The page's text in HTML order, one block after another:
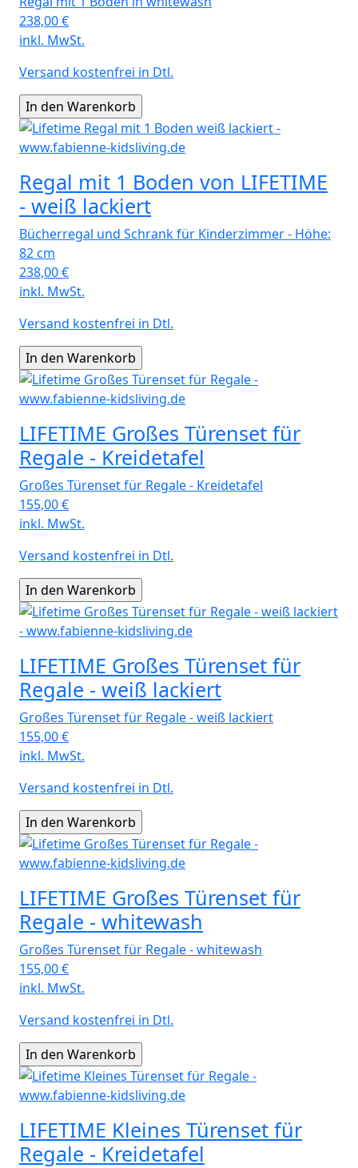
238,00€
inkl. MwSt.
Versand kostenfrei in Dtl.
Regal mit 1 Boden von LIFETIME
- weiß lackiert
Bücherregal und Schrank für Kinderzimmer - Höhe:
82 cm
238,00€
inkl. MwSt.
Versand kostenfrei in Dtl.
LIFETIME Großes Türenset für
Regale - Kreidetafel
Großes Türenset für Regale - Kreidetafel
155,00€
inkl. MwSt.
Versand kostenfrei in Dtl.
LIFETIME Großes Türenset für
Regale - weiß lackiert
Großes Türenset für Regale - weiß lackiert
155,00€
inkl. MwSt.
Versand kostenfrei in Dtl.
LIFETIME Großes Türenset für
Regale - whitewash
Großes Türenset für Regale - whitewash
155,00€
inkl. MwSt.
Versand kostenfrei in Dtl.
LIFETIME Kleines Türenset für
Regale - Kreidetafel